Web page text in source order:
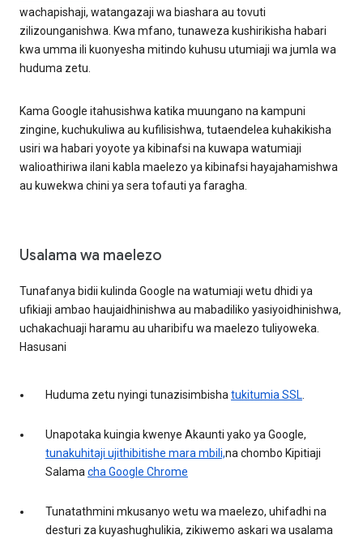
wachapishaji, watangazaji wa biashara au tovuti
zilizounganishwa. Kwa mfano, tunaweza kushirikisha habari
kwa umma ili kuonyesha mitindo kuhusu utumiaji wa jumla wa
huduma zetu.
Kama Google itahusishwa katika muungano na kampuni
zingine, kuchukuliwa au kufilisishwa, tutaendelea kuhakikisha
usiri wa habari yoyote ya kibinafsi na kuwapa watumiaji
walioathiriwa ilani kabla maelezo ya kibinafsi hayajahamishwa
au kuwekwa chini ya sera tofauti ya faragha.
Usalama wa maelezo
Tunafanya bidii kulinda Google na watumiaji wetu dhidi ya
ufikiaji ambao haujaidhinishwa au mabadiliko yasiyoidhinishwa,
uchakachuaji haramu au uharibifu wa maelezo tuliyoweka.
Hasusani
Huduma zetu nyingi tunazisimbishatukitumia SSL.
Unapotaka kuingia kwenye Akaunti yako ya Google,
tunakuhitaji ujithibitishe mara mbili,na chombo Kipitiaji
Salamacha Google Chrome
Tunatathmini mkusanyo wetu wa maelezo, uhifadhi na
desturi za kuyashughulikia, zikiwemo askari wa usalama